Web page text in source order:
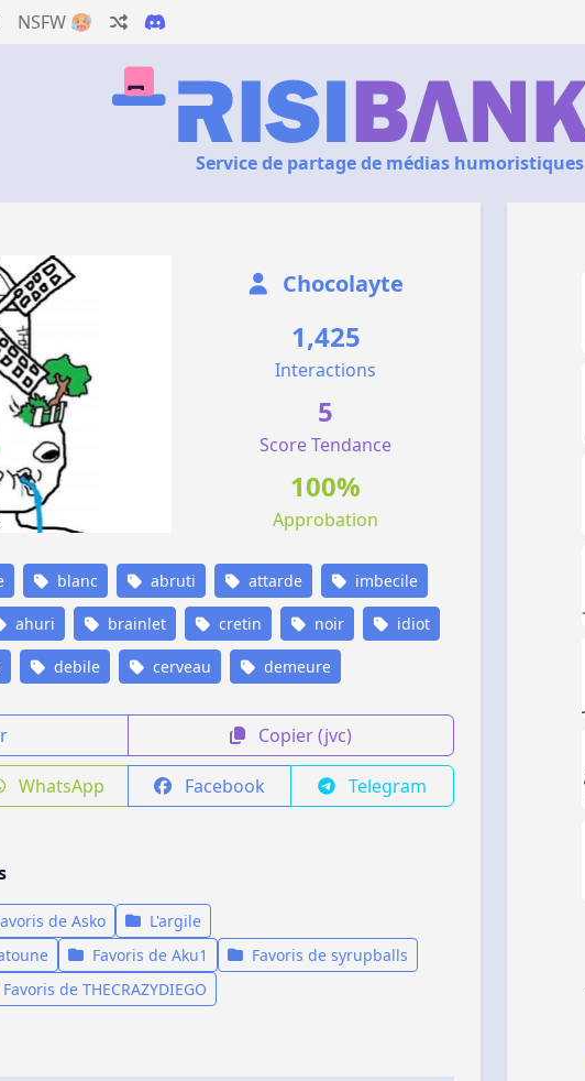
NSFW 🥵
Service de partage de médias humoristiques
Chocolayte
1,425
Interactions
5
Score Tendance
100%
Approbation
blanc abruti attarde imbecile
ahuri brainlet cretin noir idiot
debile cerveau demeure
Copier (jvc)
WhatsApp Facebook Telegram
de Asko
L'argile
Favoris de Aku1
Favoris de syrupballs
Favoris de THECRAZYDIEGO